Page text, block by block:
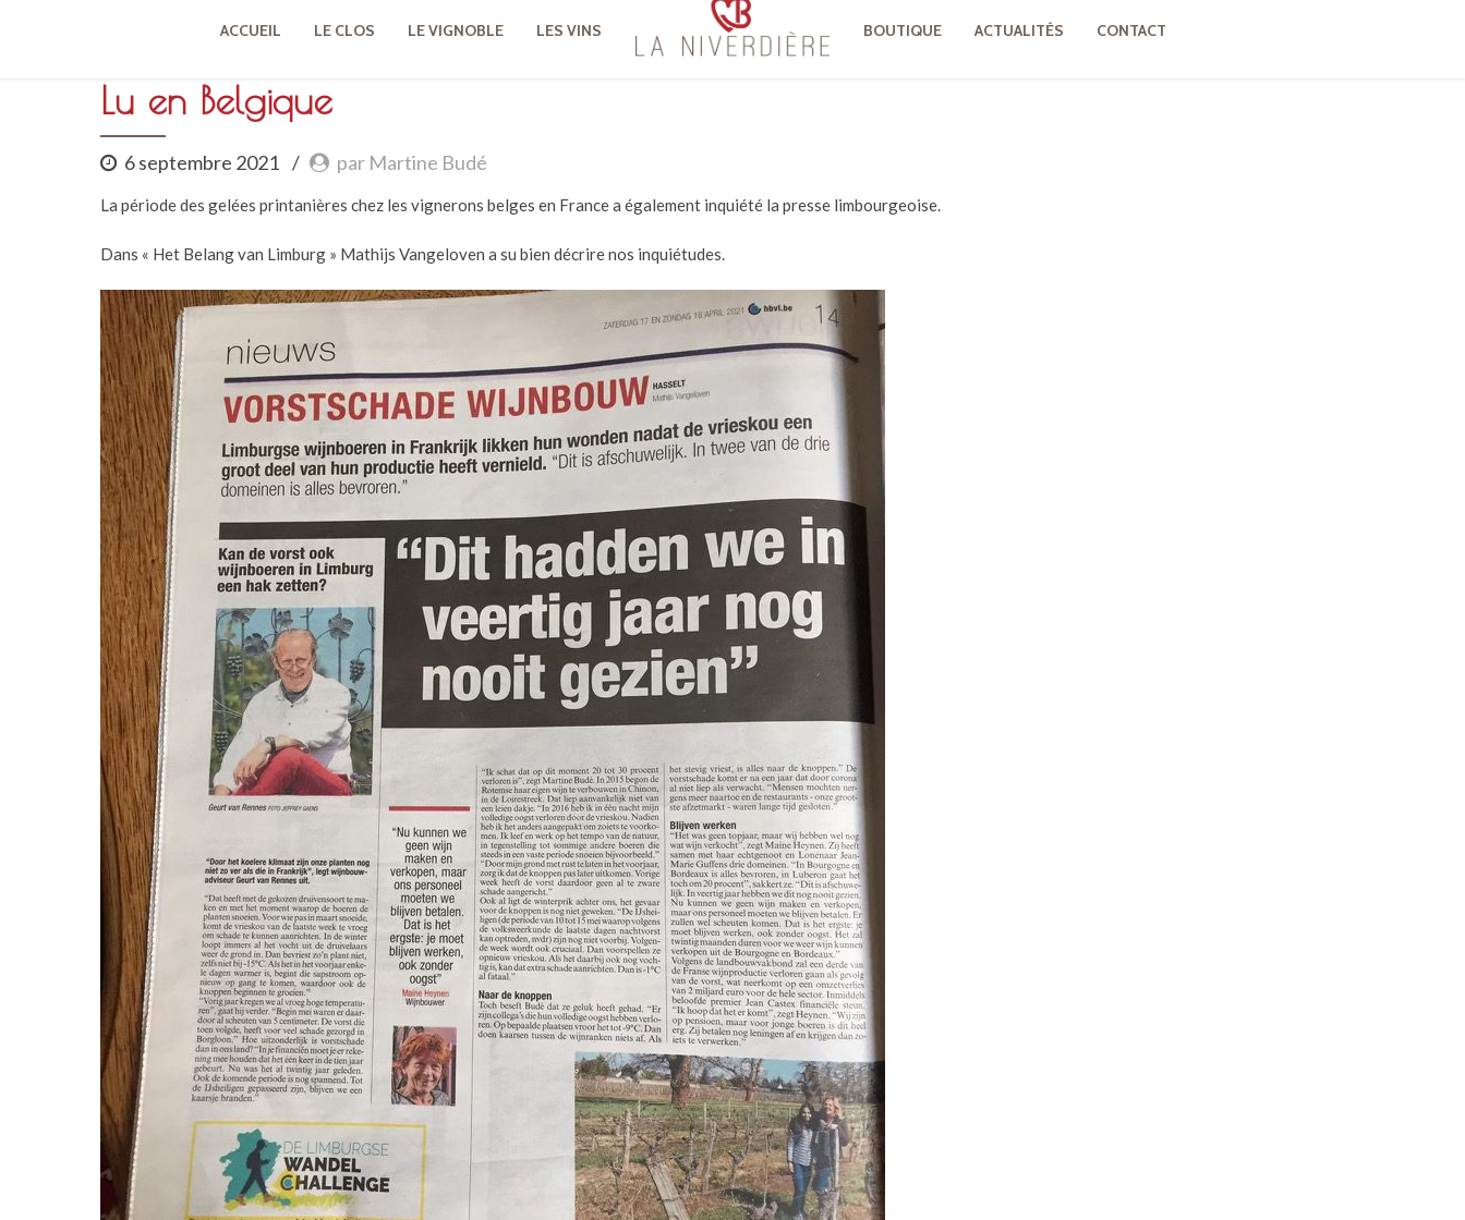
ACCUEIL LE CLOS LE VIGNOBLE LES VINS BOUTIQUE ACTUALITÉS CONTACT
Lu en Belgique
6 septembre 2021 par Martine Budé
La période des gelées printanières chez les vignerons belges en France a également inquiété la presse limbourgeoise.
Dans « Het Belang van Limburg » Mathijs Vangeloven a su bien décrire nos inquiétudes.